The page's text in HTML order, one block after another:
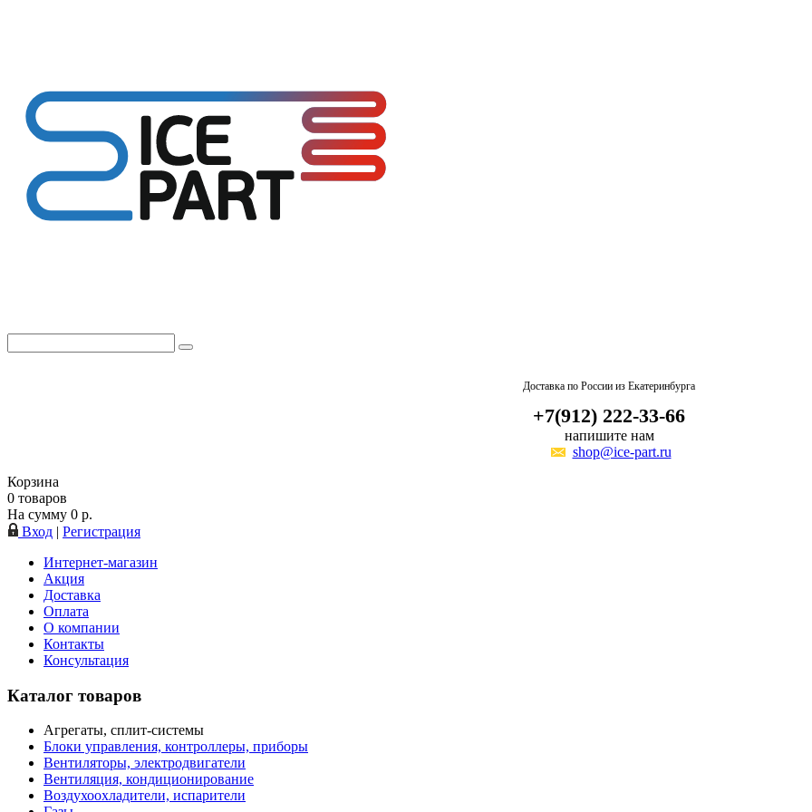
Доставка по России из Екатеринбурга
+7(912) 222-33-66
напишите нам
shop@ice-part.ru
Корзина
0 товаров
На сумму 0 р.
Вход | Регистрация
Интернет-магазин
Акция
Доставка
Оплата
О компании
Контакты
Консультация
Каталог товаров
Агрегаты, сплит-системы
Блоки управления, контроллеры, приборы
Вентиляторы, электродвигатели
Вентиляция, кондиционирование
Воздухоохладители, испарители